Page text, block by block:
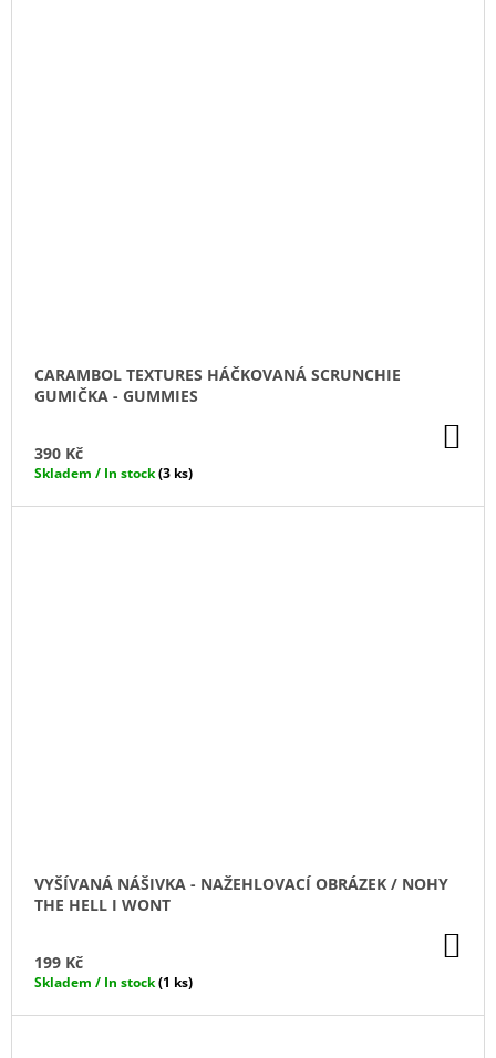
CARAMBOL TEXTURES HÁČKOVANÁ SCRUNCHIE
GUMIČKA - GUMMIES
390 Kč
Skladem / In stock(3 ks)
VYŠÍVANÁ NÁŠIVKA - NAŽEHLOVACÍ OBRÁZEK / NOHY
THE HELL I WONT
199 Kč
Skladem / In stock(1 ks)